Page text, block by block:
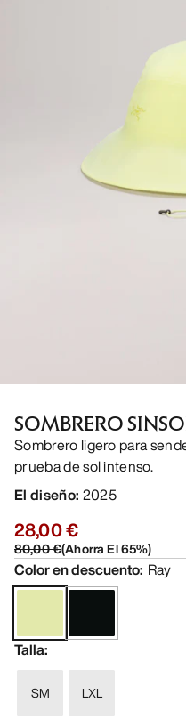
SOMBRERO
Sombrero ligero para
prueba de sol intenso.
El diseño: 2025
28,00 €
80,00 €(Ahorra El65%)
Color en descuento: Ray
Talla:
SM
LXL